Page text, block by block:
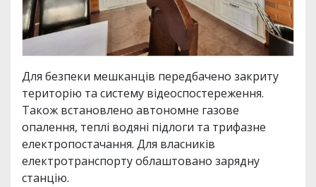
Для безпеки мешканців передбачено закриту
територію та систему відеоспостереження.
Також встановлено автономне газове
опалення, теплі водяні підлоги та трифазне
електропостачання. Для власників
електротранспорту облаштовано зарядну
станцію.